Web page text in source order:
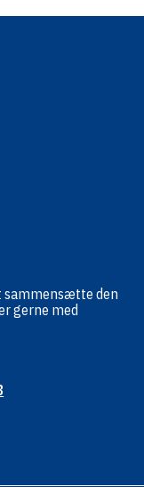
sammensætte den
gerne med